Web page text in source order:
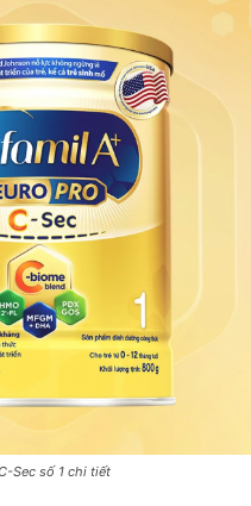
Sec số 1 chi tiết